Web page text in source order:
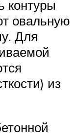
контуры
овальную
Для
из